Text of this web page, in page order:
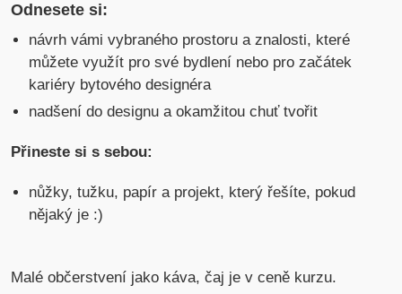
Odnesete si:
návrh vámi vybraného prostoru a znalosti, které
můžete využít pro své bydlení nebo pro začátek
kariéry bytového designéra
nadšení do designu a okamžitou chuť tvořit
Přineste si s sebou:
nůžky, tužku, papír a projekt, který řešíte, pokud
nějaký je :)
Malé občerstvení jako káva, čaj je v ceně kurzu.